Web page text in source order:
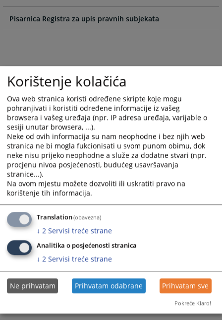
and
select
the
question
mark
key
to
get
the
keyboard
shortcuts
for
changing
dates.
and
select
the
question
mark
key
to
get
the
keyboard
shortcuts
for
dates.
Pisarnica Registra za upis pravnih subjekata
Korištenje kolačića
Ova web stranica koristi određene skripte koje mogu
pohranjivati i koristiti određene informacije iz vašeg
browsera i vašeg uređaja (npr. IP adresa uređaja, varijable o
sesiji unutar browsera, ...).
Neke od ovih informacija su nam neophodne i bez njih web
stranica ne bi mogla fukcionisati u svom punom obimu, dok
neke nisu prijeko neophodne a služe za dodatne stvari (npr.
procjenu nivoa posjećenosti, budućeg usavršavanja
stranice...).
Na ovom mjestu možete dozvoliti ili uskratiti pravo na
korištenje tih informacija.
Translation(obavezna)
↓ 2 Servisi treće strane
Analitika o posjećenosti stranica
↓ 2 Servisi treće strane
Ne prihvatam Prihvatam odabrane Prihvatam sve
Pokreće Klaro!